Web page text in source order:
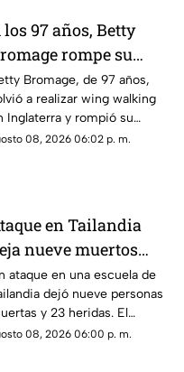
los 97 años, Betty
rompe su
récord Guinness
las alturas
Bromage, de 97 años,
a realizar wing walking
Inglaterra y rompió su
récord Guinness tras
08, 2026 06:02 p. m.
en Tailandia
nueve muertos
agresión en una
ataque en una escuela de
dejó nueve personas
y 23 heridas. El
agresor, de 14 años,
08, 2026 06:00 p. m.